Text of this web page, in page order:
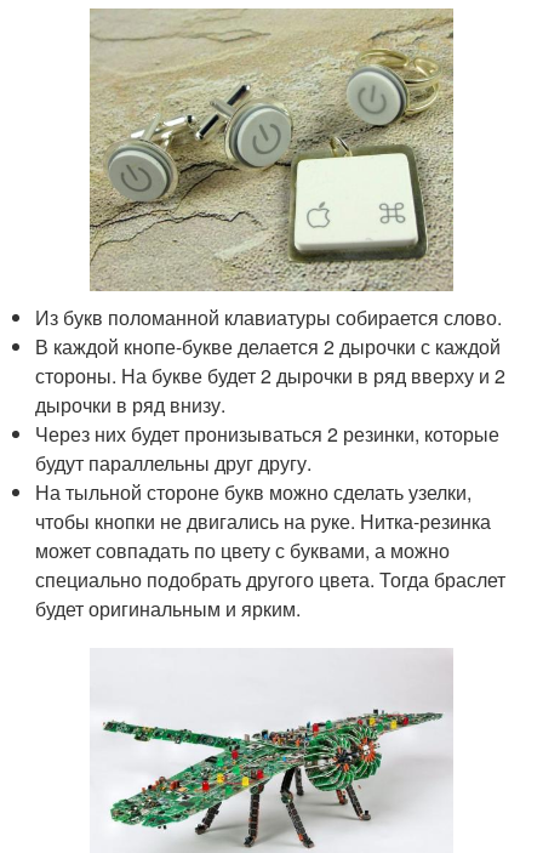
Из букв поломанной клавиатуры собирается слово.
В каждой кнопе-букве делается 2 дырочки с каждой
стороны. На букве будет 2 дырочки в ряд вверху и 2
дырочки в ряд внизу.
Через них будет пронизываться 2 резинки, которые
будут параллельны друг другу.
На тыльной стороне букв можно сделать узелки,
чтобы кнопки не двигались на руке. Нитка-резинка
может совпадать по цвету с буквами, а можно
специально подобрать другого цвета. Тогда браслет
будет оригинальным и ярким.